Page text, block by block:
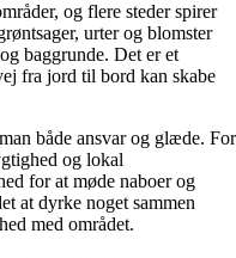
og flere steder spirer
urter og blomster
baggrunde. Det er et
fra jord til bord kan skabe
både ansvar og glæde. For
og lokal
for at møde naboer og
at dyrke noget sammen
med området.